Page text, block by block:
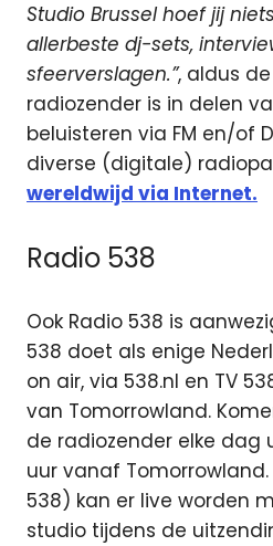
Studio Brussel hoef jij
allerbeste dj-sets,
sfeerverslagen.”, aldus
radiozender is in delen
beluisteren via FM en/of
diverse (digitale)
wereldwijd via Internet.
Radio 538
Ook Radio 538 is
538 doet als enige
on air, via 538.nl en TV
van Tomorrowland.
de radiozender elke dag
uur vanaf
538) kan er live worden
studio tijdens de